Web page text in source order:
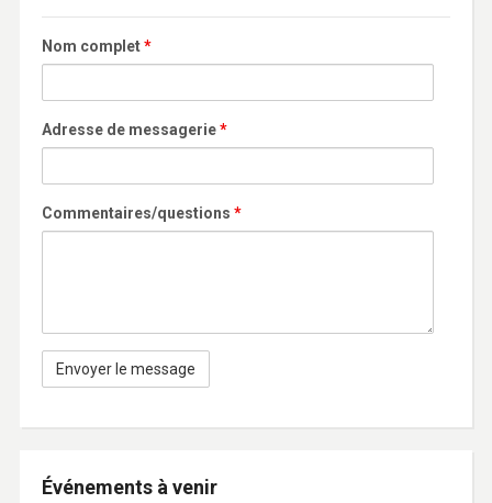
Nom complet*
Adresse de messagerie*
Commentaires/questions *
Événements à venir